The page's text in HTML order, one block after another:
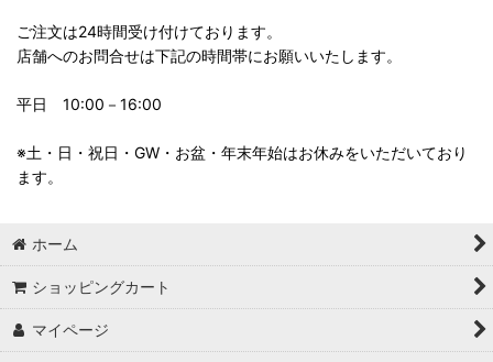
ご注文は24時間受け付けております。
店舗へのお問合せは下記の時間帯にお願いいたします。
平日 10:00－16:00
※土・日・祝日・GW・お盆・年末年始はお休みをいただいており
ます。
ホーム
ショッピングカート
マイページ